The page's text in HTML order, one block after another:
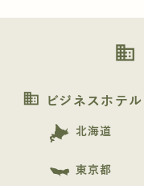
business
business ビジネスホテル
北海道
東京都